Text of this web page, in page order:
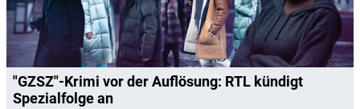
"GZSZ"-Krimi vor der Auflösung: RTL kündigt
Spezialfolge an